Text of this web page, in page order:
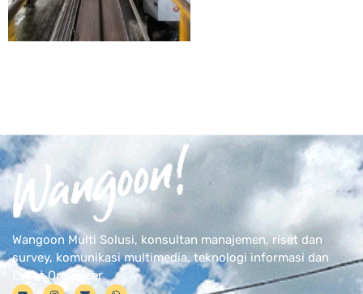
Wangoon Multi Solusi, konsultan manajemen, riset dan
survey, komunikasi multimedia, teknologi informasi dan
Event Organizer